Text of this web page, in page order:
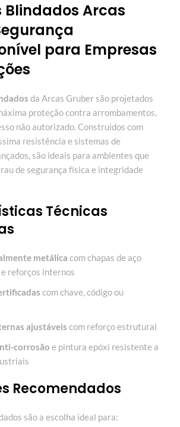
Blindados Arcas
para Empresas
da Arcas Gruber são projetados
proteção contra arrombamentos,
não autorizado. Construídos com
resistência e sistemas de
são ideais para ambientes que
de segurança física e integridade
Técnicas
metálica com chapas de aço
reforços internos
com chave, código ou
ajustáveis com reforço estrutural
corrosão e pintura epóxi resistente a
Recomendados
são a escolha ideal para: